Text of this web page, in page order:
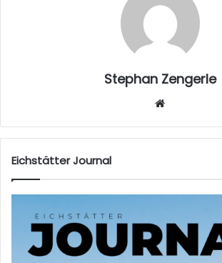
Stephan Zengerle
sei
Eichstätter Journal